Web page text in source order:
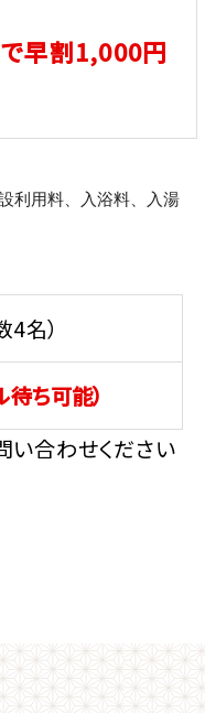
早割1,000円
利用料、入浴料、入湯
名）
ち可能）
合わせください